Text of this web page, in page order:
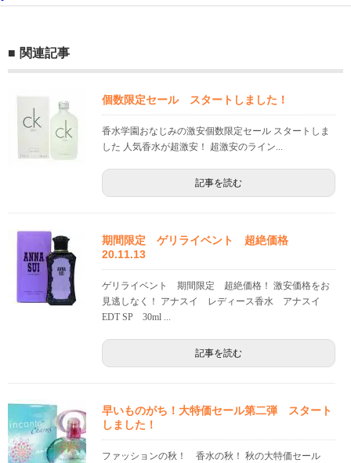
関連記事
個数限定セール スタートしました！
香水学園おなじみの激安個数限定セール スタートしま
した 人気香水が超激安！ 超激安のライン...
記事を読む
期間限定 ゲリライベント 超絶価格
20.11.13
ゲリライベント 期間限定 超絶価格！ 激安価格をお
見逃しなく！ アナスイ レディース香水 アナスイ
EDT SP 30ml ...
記事を読む
早いものがち！大特価セール第二弾 スタート
しました！
ファッションの秋！ 香水の秋！ 秋の大特価セール